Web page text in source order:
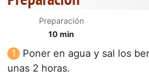
Preparación
10 min
Poner en agua y sal los
unas 2 horas.